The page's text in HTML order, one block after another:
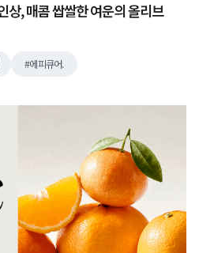
, 매콤 쌉쌀한 여운의 올리브
에피큐어.